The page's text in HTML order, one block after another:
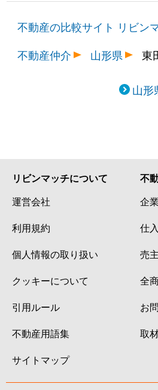
不動産の比較サイト リビン
不動産仲介
山形県 東
山形
リビンマッチについて
運営会社
利用規約
個人情報の取り扱い
クッキーについて
引用ルール
不動産用語集
サイトマップ
不
企
仕
売
全
お
取